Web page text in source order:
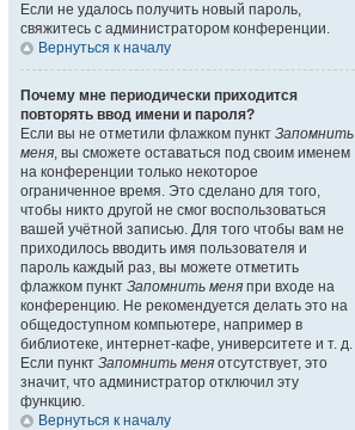
Если не удалось получить новый пароль,
свяжитесь с администратором конференции.
Вернуться к началу
Почему мне периодически приходится
повторять ввод имени и пароля?
Если вы не отметили флажком пункт Запомнить
меня, вы сможете оставаться под своим именем
на конференции только некоторое
ограниченное время. Это сделано для того,
чтобы никто другой не смог воспользоваться
вашей учётной записью. Для того чтобы вам не
приходилось вводить имя пользователя и
пароль каждый раз, вы можете отметить
флажком пункт Запомнить меня при входе на
конференцию. Не рекомендуется делать это на
общедоступном компьютере, например в
библиотеке, интернет-кафе, университете и т. д.
Если пункт Запомнить меня отсутствует, это
значит, что администратор отключил эту
функцию.
Вернуться к началу